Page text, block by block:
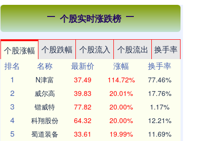
个股实时涨跌榜
个股涨幅 个股跌幅 个股流入 个股流出
换手率
排名
名称 最新价 涨幅
换手率
1
N津富 37.49 114.72% 77.46%
2 威尔高 39.83 20.01% 17.76%
3 锴威特 77.82 20.00% 1.17%
4 科翔股份 64.32 20.00% 12.21%
5 蜀道装备 33.61 19.99% 11.69%